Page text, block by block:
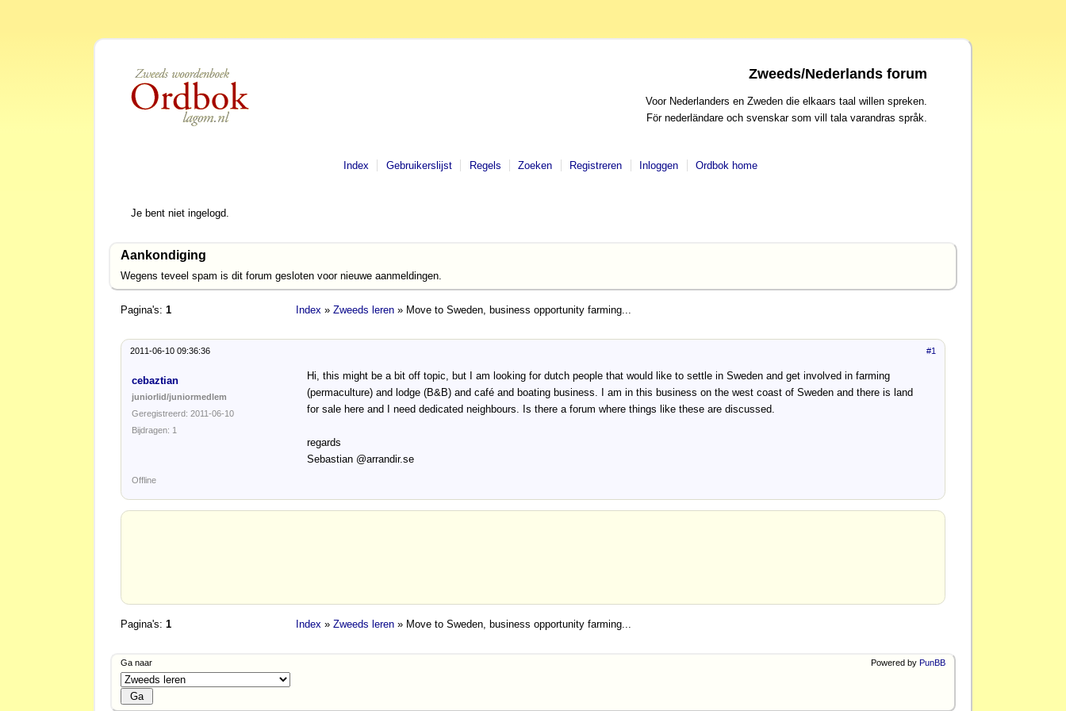
Zweeds/Nederlands forum
Voor Nederlanders en Zweden die elkaars taal willen spreken.
För nederländare och svenskar som vill tala varandras språk.
Index Gebruikerslijst Regels Zoeken Registreren Inloggen Ordbok home
Je bent niet ingelogd.
Aankondiging
Wegens teveel spam is dit forum gesloten voor nieuwe aanmeldingen.
Pagina's: 1 Index » Zweeds leren » Move to Sweden, business opportunity farming...
#1
2011-06-10 09:36:36
cebaztian
juniorlid/juniormedlem
Geregistreerd: 2011-06-10
Bijdragen: 1
Hi, this might be a bit off topic, but I am looking for dutch people that would like to settle in Sweden and get involved in farming
(permaculture) and lodge (B&B) and café and boating business. I am in this business on the west coast of Sweden and there is land
for sale here and I need dedicated neighbours. Is there a forum where things like these are discussed.
regards
Sebastian @arrandir.se
Offline
Pagina's: 1 Index » Zweeds leren » Move to Sweden, business opportunity farming...
Ga naar Powered by PunBB